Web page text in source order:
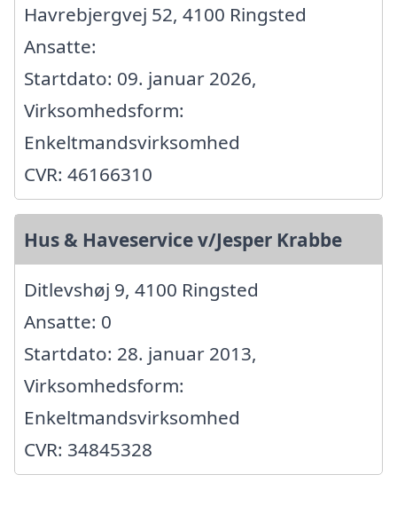
Havrebjergvej 52, 4100 Ringsted
Ansatte:
Startdato: 09. januar 2026,
Virksomhedsform:
Enkeltmandsvirksomhed
CVR: 46166310
Hus & Haveservice v/Jesper Krabbe
Ditlevshøj 9, 4100 Ringsted
Ansatte: 0
Startdato: 28. januar 2013,
Virksomhedsform:
Enkeltmandsvirksomhed
CVR: 34845328